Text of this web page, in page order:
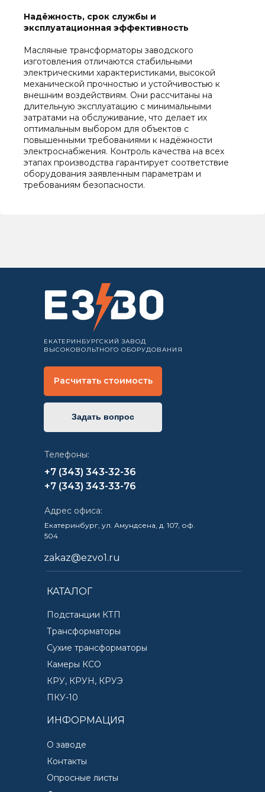
Надёжность, срок службы и
эксплуатационная эффективность
Масляные трансформаторы заводского
изготовления отличаются стабильными
электрическими характеристиками, высокой
механической прочностью и устойчивостью к
внешним воздействиям. Они рассчитаны на
длительную эксплуатацию с минимальными
затратами на обслуживание, что делает их
оптимальным выбором для объектов с
повышенными требованиями к надёжности
электроснабжения. Контроль качества на всех
этапах производства гарантирует соответствие
оборудования заявленным параметрам и
требованиям безопасности.
ЕКАТЕРИНБУРГСКИЙ ЗАВОД
ВЫСОКОВОЛЬТНОГО ОБОРУДОВАНИЯ
Адрес офиса:
Екатеринбург, ул. Амундсена, д. 107, оф.
504
Телефоны:
+7 (343) 343-32-36
+7 (343) 343-33-76
ИНФОРМАЦИЯ
О заводе
Контакты
Опросные листы
КАТАЛОГ
Подстанции КТП
Трансформаторы
Сухие трансформаторы
Камеры КСО
КРУ, КРУН, КРУЭ
ПКУ-10
Расчитать стоимость
Задать вопрос
zakaz@ezvo1.ru